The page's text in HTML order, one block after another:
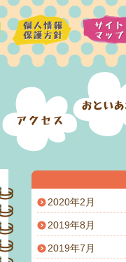
2020年2月
2019年8月
2019年7月